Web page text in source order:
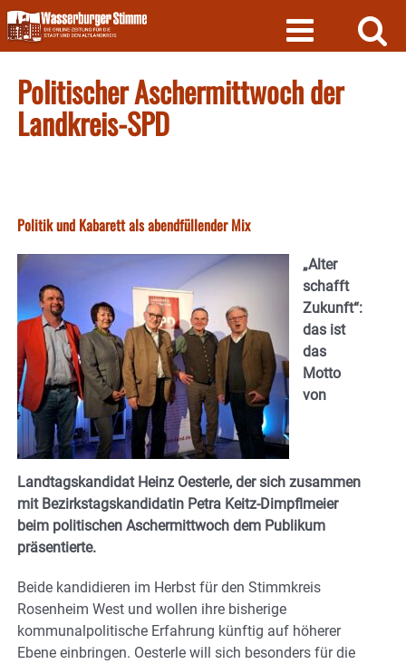
Skip
to
content
Politischer Aschermittwoch der
Landkreis-SPD
Politik und Kabarett als abendfüllender Mix
„Alter
schafft
Zukunft“:
das ist
das
Motto
von
Landtagskandidat Heinz Oesterle, der sich zusammen
mit Bezirkstagskandidatin Petra Keitz-Dimpflmeier
beim politischen Aschermittwoch dem Publikum
präsentierte.
Beide kandidieren im Herbst für den Stimmkreis
Rosenheim West und wollen ihre bisherige
kommunalpolitische Erfahrung künftig auf höherer
Ebene einbringen. Oesterle will sich besonders für die